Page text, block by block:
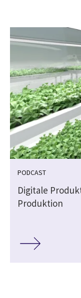
PODCAST
Digitale
Produktion